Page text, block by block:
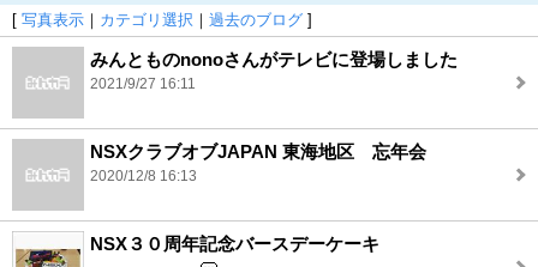
[ 写真表示 ｜ カテゴリ選択 ｜ 過去のブログ ]
みんとものnonoさんがテレビに登場しました
2021/9/27 16:11
NSXクラブオブJAPAN 東海地区 忘年会
2020/12/8 16:13
NSX３０周年記念バースデーケーキ